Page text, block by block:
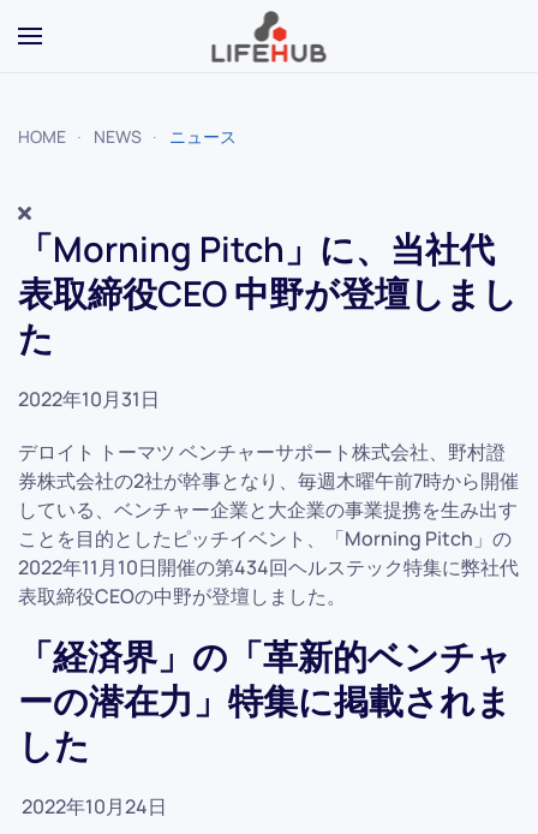
Skip to main content
HOME NEWS ニュース
「Morning Pitch」に、当社代
表取締役CEO 中野が登壇しまし
た
2022年10月31日
デロイト トーマツ ベンチャーサポート株式会社、野村證
券株式会社の2社が幹事となり、毎週木曜午前7時から開催
している、ベンチャー企業と大企業の事業提携を生み出す
ことを目的としたピッチイベント、「Morning Pitch」の
2022年11月10日開催の第434回ヘルステック特集に弊社代
表取締役CEOの中野が登壇しました。
「経済界」の「革新的ベンチャ
ーの潜在力」特集に掲載されま
した
2022年10月24日